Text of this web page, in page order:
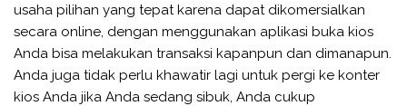
usaha pilihan yang tepat karena dapat dikomersialkan
secara online, dengan menggunakan aplikasi buka kios
Anda bisa melakukan transaksi kapanpun dan dimanapun.
Anda juga tidak perlu khawatir lagi untuk pergi ke konter
kios Anda jika Anda sedang sibuk, Anda cukup